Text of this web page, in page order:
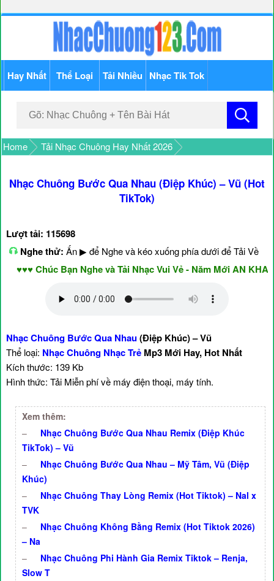
Hay Nhất Thể Loại Tải Nhiều Nhạc Tik Tok
Home Tải Nhạc Chuông Hay Nhất 2026
Nhạc Chuông Bước Qua Nhau (Điệp Khúc) – Vũ (Hot
TikTok)
Lượt tải: 115698
Nghe thử: Ấn ▶ để Nghe và kéo xuống phía dưới để Tải Về
Chúc Bạn Nghe và Tải Nhạc Vui Vẻ - Năm Mới AN KHANG
Nhạc Chuông Bước Qua Nhau(Điệp Khúc) – Vũ
Thể loại: Nhạc Chuông Nhạc Trẻ Mp3 Mới Hay, Hot Nhất
Kích thước: 139 Kb
Hình thức: Tải Miễn phí về máy điện thoại, máy tính.
Xem thêm:
–
Nhạc Chuông Bước Qua Nhau Remix (Điệp Khúc
TikTok) – Vũ
–
Nhạc Chuông Bước Qua Nhau – Mỹ Tâm, Vũ (Điệp
Khúc)
–
Nhạc Chuông Thay Lòng Remix (Hot Tiktok) – Nal x
TVK
–
Nhạc Chuông Không Bằng Remix (Hot Tiktok 2026)
– Na
–
Nhạc Chuông Phi Hành Gia Remix Tiktok – Renja,
Slow T